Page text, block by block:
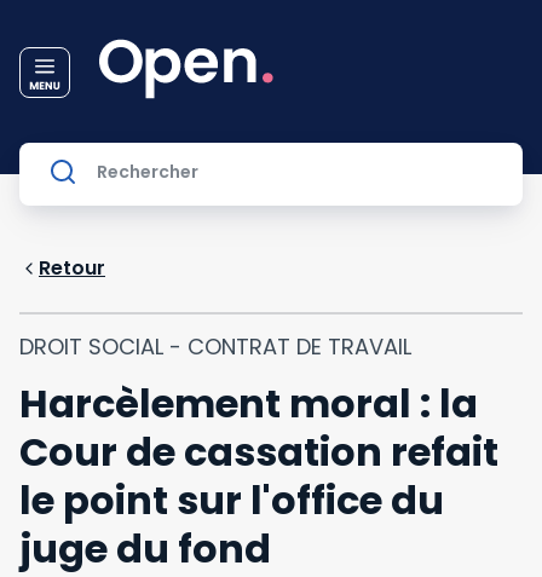
Retour
DROIT SOCIAL - CONTRAT DE TRAVAIL
Harcèlement moral : la
Cour de cassation refait
le point sur l'office du
juge du fond